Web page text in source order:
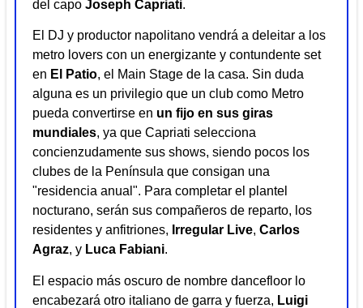
del capo Joseph Capriati.
El DJ y productor napolitano vendrá a deleitar a los
metro lovers con un energizante y contundente set
en El Patio, el Main Stage de la casa. Sin duda
alguna es un privilegio que un club como Metro
pueda convertirse en un fijo en sus giras
mundiales, ya que Capriati selecciona
concienzudamente sus shows, siendo pocos los
clubes de la Península que consigan una
"residencia anual". Para completar el plantel
nocturano, serán sus compañeros de reparto, los
residentes y anfitriones, Irregular Live, Carlos
Agraz, y Luca Fabiani.
El espacio más oscuro de nombre dancefloor lo
encabezará otro italiano de garra y fuerza, Luigi